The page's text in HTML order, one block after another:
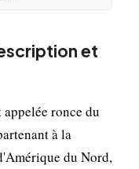
et
ronce du
à la
du Nord,